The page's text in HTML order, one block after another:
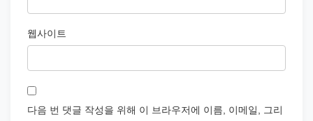
웹사이트
다음 번 댓글 작성을 위해 이 브라우저에 이름, 이메일, 그리